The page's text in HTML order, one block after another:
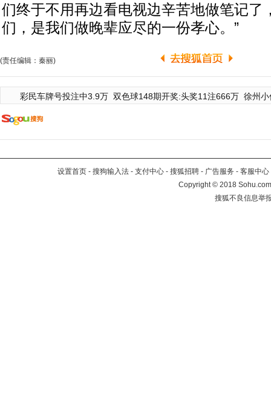
们终于不用再边看电视边辛苦地做笔记了
们，是我们做晚辈应尽的一份孝心。”
(责任编辑：秦丽)
彩民车牌号投注中3.9万 双色球148期开奖:头奖11注666万 徐州
设置首页 - 搜狗输入法 - 支付中心 - 搜狐招聘 - 广告服务 - 客服中心
Copyright©2018
搜狐不良信息举